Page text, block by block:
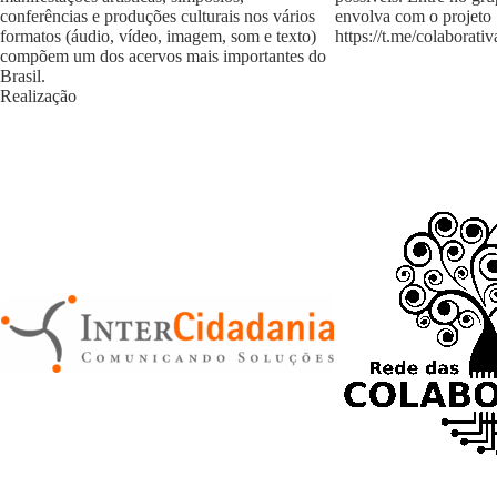
conferências e produções culturais nos vários
formatos (áudio, vídeo, imagem, som e texto)
compõem um dos acervos mais importantes do
Brasil.
envolva com o projeto
https://t.me/
Realização